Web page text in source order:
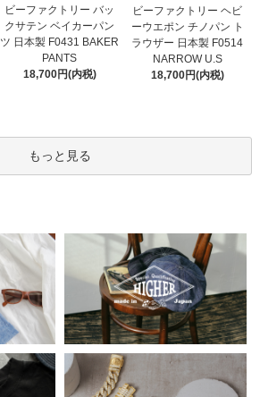
ビーファクトリー バッ
クサテン ベイカーパン
ツ 日本製 F0431 BAKER
PANTS
18,700円(内税)
ビーファクトリー ヘビ
ーウエポン チノパン ト
ラウザー 日本製 F0514
NARROW U.S
18,700円(内税)
もっと見る